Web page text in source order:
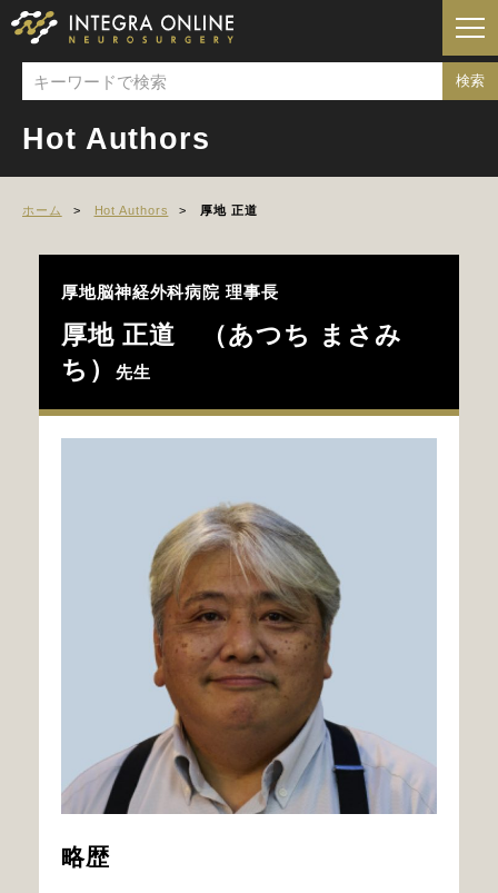
Hot Authors
ホーム Hot Authors 厚地 正道
厚地脳神経外科病院 理事長
厚地 正道 （あつち まさみ
ち）
先生
略歴